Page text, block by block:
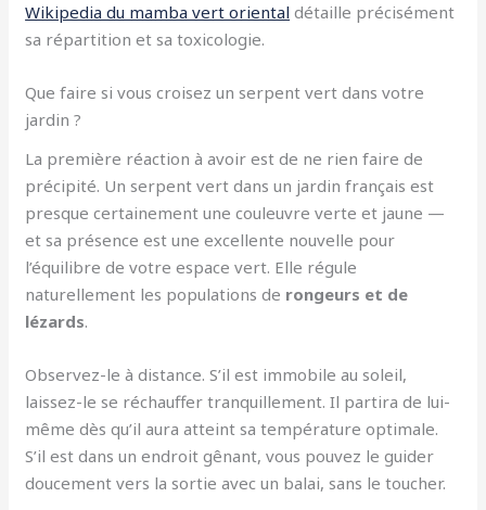
Wikipedia du mamba vert oriental détaille précisément
sa répartition et sa toxicologie.
Que faire si vous croisez un serpent vert dans votre
jardin ?
La première réaction à avoir est de ne rien faire de
précipité. Un serpent vert dans un jardin français est
presque certainement une couleuvre verte et jaune —
et sa présence est une excellente nouvelle pour
l’équilibre de votre espace vert. Elle régule
naturellement les populations de rongeurs et de
lézards.
Observez-le à distance. S’il est immobile au soleil,
laissez-le se réchauffer tranquillement. Il partira de lui-
même dès qu’il aura atteint sa température optimale.
S’il est dans un endroit gênant, vous pouvez le guider
doucement vers la sortie avec un balai, sans le toucher.